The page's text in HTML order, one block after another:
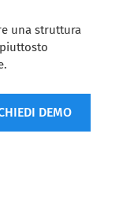
una struttura
DEMO